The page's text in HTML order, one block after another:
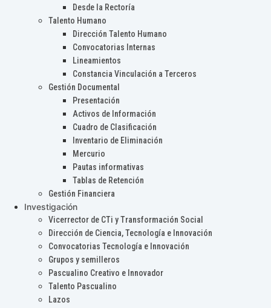
Desde la Rectoría
Talento Humano
Dirección Talento Humano
Convocatorias Internas
Lineamientos
Constancia Vinculación a Terceros
Gestión Documental
Presentación
Activos de Información
Cuadro de Clasificación
Inventario de Eliminación
Mercurio
Pautas informativas
Tablas de Retención
Gestión Financiera
Investigación
Vicerrector de CTi y Transformación Social
Dirección de Ciencia, Tecnología e Innovación
Convocatorias Tecnología e Innovación
Grupos y semilleros
Pascualino Creativo e Innovador
Talento Pascualino
Lazos